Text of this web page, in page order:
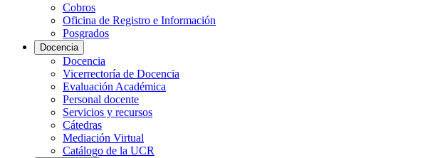
Cobros
Oficina de Registro e Información
Posgrados
Docencia
Docencia
Vicerrectoría de Docencia
Evaluación Académica
Personal docente
Servicios y recursos
Cátedras
Mediación Virtual
Catálogo de la UCR